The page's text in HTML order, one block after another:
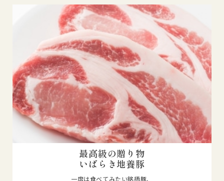
最高級の贈り物
いばらき地養豚
一度は食べてみたい銘柄豚、